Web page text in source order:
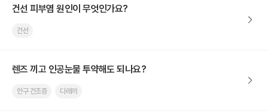
건선 피부염 원인이 무엇인가요?
건선
렌즈 끼고 인공눈물 투약해도 되나요?
안구 건조증 다래끼